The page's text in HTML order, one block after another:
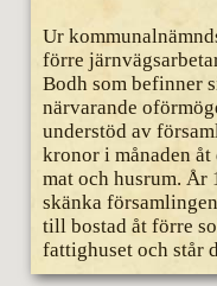
Ur
förre
Bodh som befinner
närvarande
understöd av
kronor i månaden
mat och husrum. År
skänka
till bostad åt förre
fattighuset och står
på sin bekostnad